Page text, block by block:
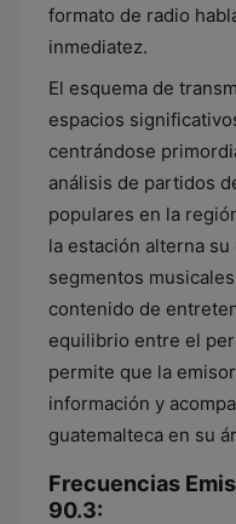
formato de radio
inmediatez.
El esquema de
espacios
centrándose
análisis de partidos
populares en la
la estación alterna
segmentos
contenido de
equilibrio entre el
permite que la
información y
guatemalteca en su
Frecuencias
90.3: